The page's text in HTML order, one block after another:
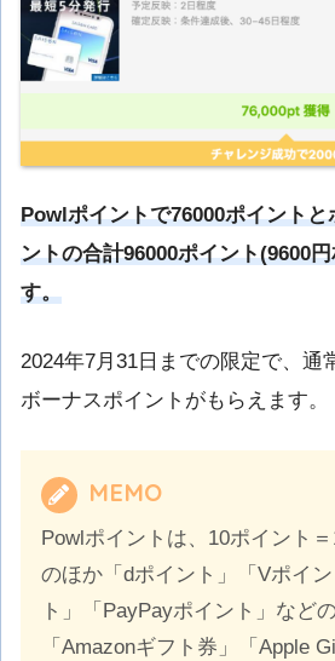
Powlポイントで76000ポイントと
ントの合計96000ポイント(9600
す。
2024年7月31日までの限定で、通
ボーナスポイントがもらえます。
MEMO
Powlポイントは、10ポイント
のほか「dポイント」「Vポイ
ト」「PayPayポイント」など
「Amazonギフト券」「Apple